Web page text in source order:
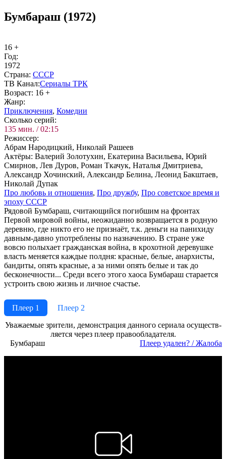
Бумбараш (1972)
16 +
Год:
1972
Стра­на: СССР
ТВ Ка­нал:Се­риа­лы ТРК
Воз­раст: 16 +
Жанр:
При­клю­че­ния, Ко­ме­дии
Сколь­ко се­рий:
135 мин. / 02:15
Ре­жис­сер:
Абрам Народицкий, Николай Рашеев
Ак­тё­ры: Валерий Золотухин, Екатерина Васильева, Юрий
Смирнов, Лев Дуров, Роман Ткачук, Наталья Дмитриева,
Александр Хочинский, Александр Белина, Леонид Бакштаев,
Николай Дупак
Про лю­бовь и от­но­ше­ния, Про друж­бу, Про со­вет­ское вре­мя и
эпо­ху СССР
Рядовой Бумбараш, считающийся погибшим на фронтах
Первой мировой войны, неожиданно возвращается в родную
деревню, где никто его не признаёт, т.к. деньги на панихиду
давным-давно употреблены по назначению. В стране уже
вовсю полыхает гражданская война, в крохотной деревушке
власть меняется каждые полдня: красные, белые, анархисты,
бандиты, опять красные, а за ними опять белые и так до
бесконечности... Среди всего этого хаоса Бумбараш старается
устроить свою жизнь и личное счастье.
Плеер 1
Плеер 2
Ува­жае­мые зри­те­ли, де­мон­ст­ра­ция дан­но­го се­риа­ла осу­ще­ст­в­
ля­ет­ся че­рез пле­ер пра­во­об­ла­да­те­ля.
Бумбараш
Пле­ер уда­лен? / Жа­ло­ба